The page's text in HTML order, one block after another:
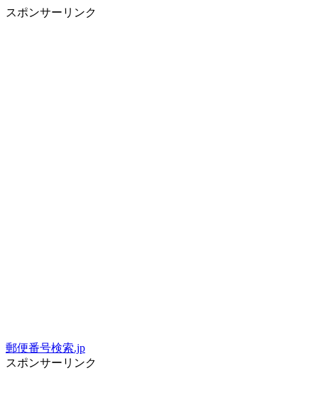
スポンサーリンク
郵便番号検索.jp
スポンサーリンク